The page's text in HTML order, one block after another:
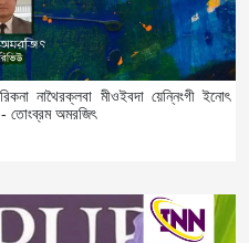
নাথৈরক্লবা মীওইবদা য়েন্নিংগী ইনোৎ
-- তোংব্রম অমরজিৎ